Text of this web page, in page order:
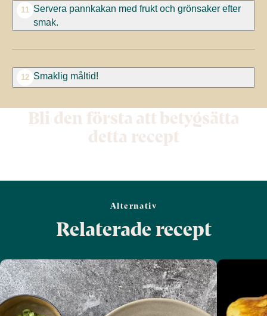
11 Servera pannkakan med frukt och grönsaker efter
smak.
12 Smaklig måltid!
Bli den första att betygsätta
detta recept
Alternativ
Relaterade recept